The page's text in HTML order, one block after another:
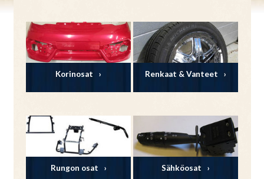
Korinosat Renkaat & Vanteet
Rungon osat Sähköosat